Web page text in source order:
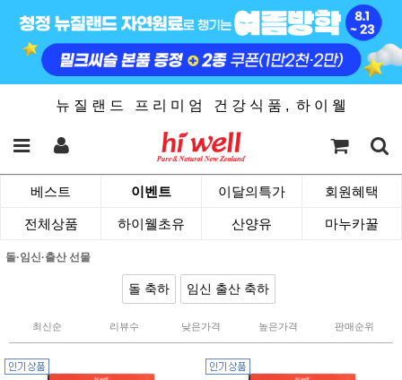
뉴 질 랜 드 프 리 미 엄 건 강 식 품 , 하 이 웰
베스트 이벤트 이달의특가 회원혜택
전체상품 하이웰초유 산양유 마누카꿀
돌·임신·출산 선물
돌 축하 임신 출산 축하
최신순 리뷰수 낮은가격 높은가격 판매순위